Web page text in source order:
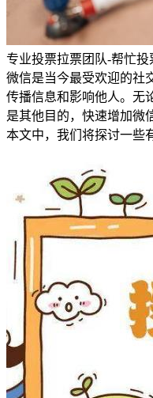
专业投票拉票团队-帮忙
微信是当今最受欢迎的社
传播信息和影响他人。无
是其他目的，快速增加微
本文中，我们将探讨一些